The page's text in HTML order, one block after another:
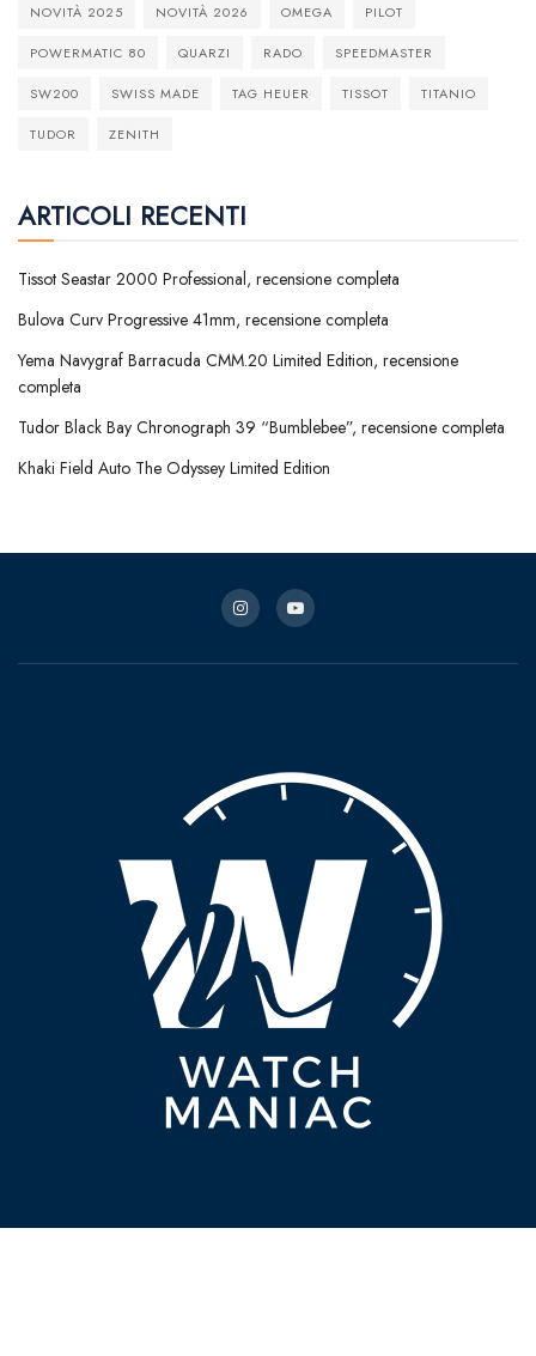
NOVITÀ 2025 NOVITÀ 2026 OMEGA PILOT
POWERMATIC 80 QUARZI RADO SPEEDMASTER
SW200 SWISS MADE TAG HEUER TISSOT TITANIO
TUDOR ZENITH
ARTICOLI RECENTI
Tissot Seastar 2000 Professional, recensione completa
Bulova Curv Progressive 41mm, recensione completa
Yema Navygraf Barracuda CMM.20 Limited Edition, recensione
completa
Tudor Black Bay Chronograph 39 “Bumblebee”, recensione completa
Khaki Field Auto The Odyssey Limited Edition